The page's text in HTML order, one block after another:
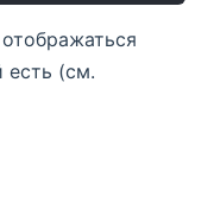
есть (см.